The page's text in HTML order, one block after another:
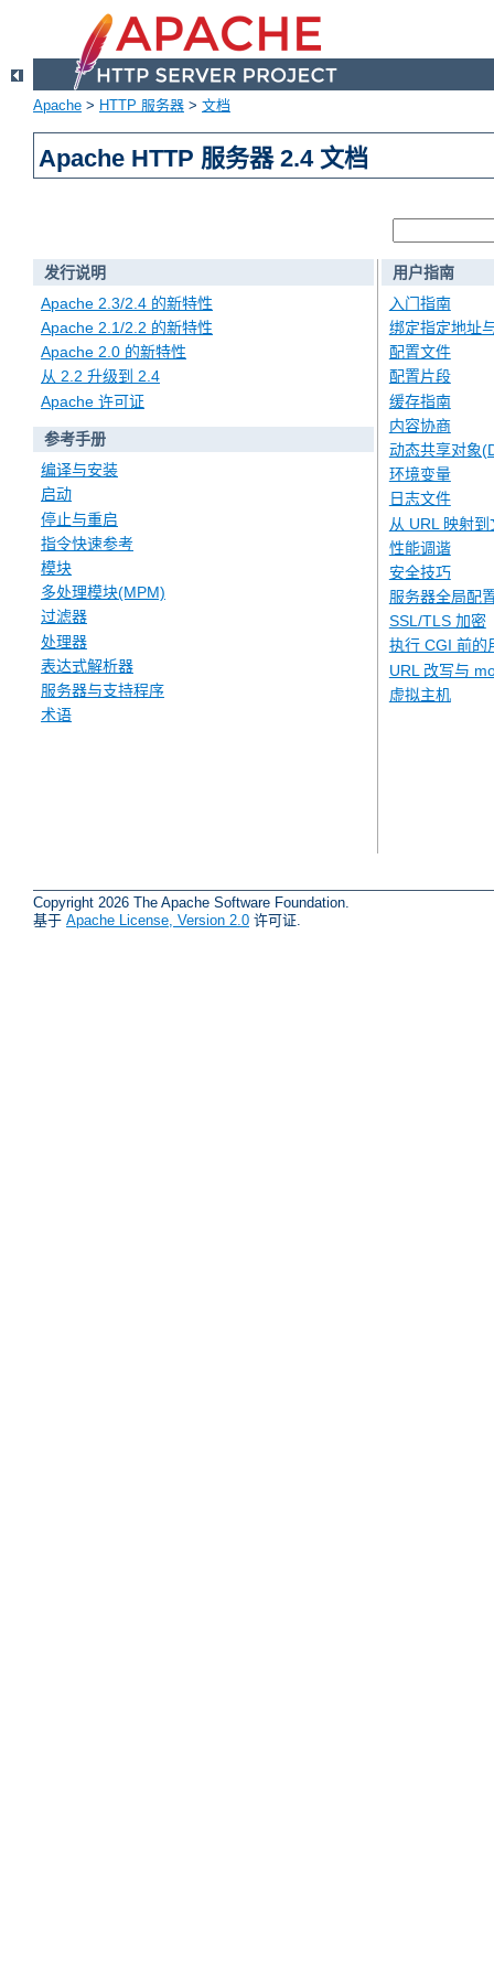
Apache > HTTP 服务器 > 文档
Apache HTTP 服务器 2.4 文档
发行说明
Apache 2.3/2.4 的新特性
Apache 2.1/2.2 的新特性
Apache 2.0 的新特性
从 2.2 升级到 2.4
Apache 许可证
参考手册
编译与安装
启动
停止与重启
指令快速参考
模块
多处理模块(MPM)
过滤器
处理器
表达式解析器
服务器与支持程序
术语
用户指南
入门指南
绑定指定地址
配置文件
配置片段
缓存指南
内容协商
动态共享对象
环境变量
日志文件
从 URL 映射
性能调谐
安全技巧
服务器全局配
SSL/TLS 加密
执行 CGI 前的
URL 改写与
虚拟主机
Copyright 2026 The Apache Software Foundation.
基于 Apache License, Version 2.0 许可证.